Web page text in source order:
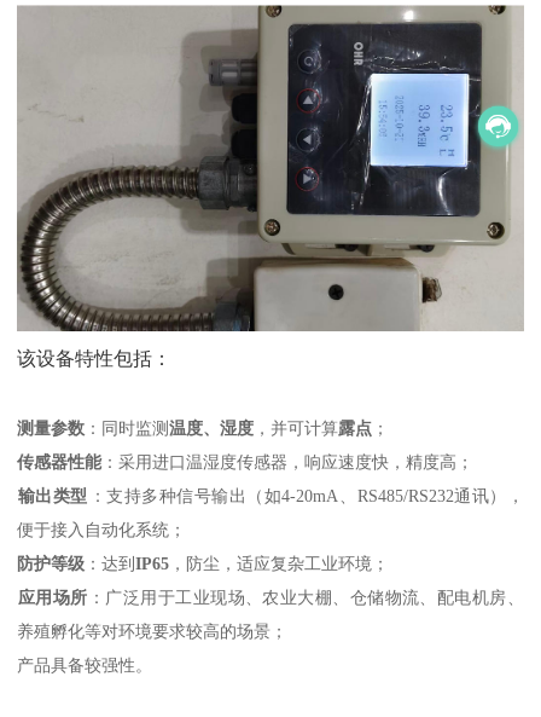
该设备特性包括：
测量参数 ‌：同时监测‌温度、湿度 ‌，并可计算‌露点 ‌；
传感器性能‌：采用进口温湿度传感器，响应速度快，精度高；
输出类型 ‌：支持多种信号输出（如4-20mA、RS485/RS232通讯），
便于接入自动化系统；
防护等级 ‌：达到‌IP65 ‌，防尘，适应复杂工业环境；
应用场所 ‌：广泛用于工业现场、农业大棚、仓储物流、配电机房、
养殖孵化等对环境要求较高的场景；
‌产品具备较强性。